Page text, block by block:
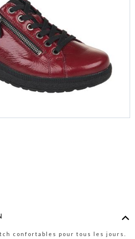
confortables pour tous les jours.